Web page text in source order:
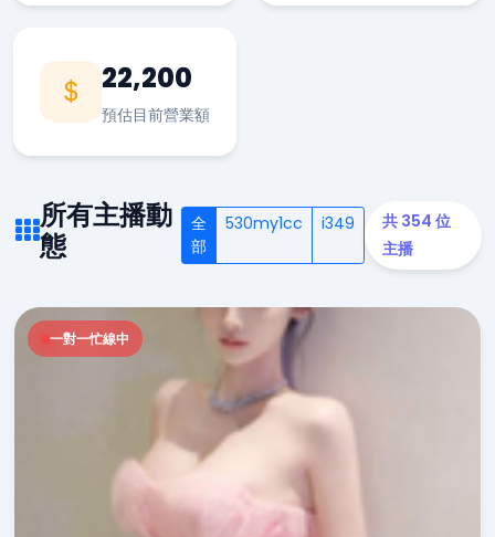
22,200
預估目前營業額
所有主播動
態
全
部
530my1cc i349
共 354 位
主播
一對一忙線中